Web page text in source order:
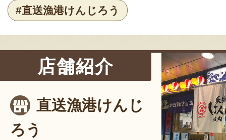
#直送漁港けんじろう
店舗紹介
直送漁港けんじ
ろう